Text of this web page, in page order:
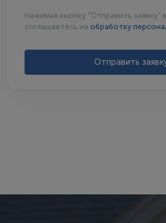
Нажимая кнопку “Отправить заявку”
соглашаетесь на обработку
Отправить